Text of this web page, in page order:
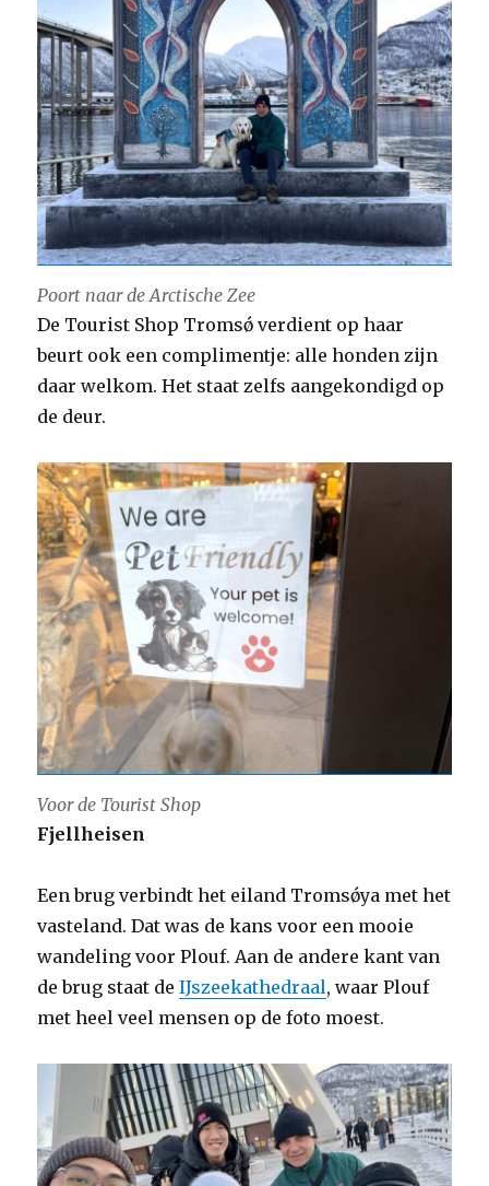
Poort naar de Arctische Zee
De Tourist Shop Tromsǿ verdient op haar
beurt ook een complimentje: alle honden zijn
daar welkom. Het staat zelfs aangekondigd op
de deur.
Voor de Tourist Shop
Fjellheisen
Een brug verbindt het eiland Tromsǿya met het
vasteland. Dat was de kans voor een mooie
wandeling voor Plouf. Aan de andere kant van
de brug staat deIJszeekathedraal, waar Plouf
met heel veel mensen op de foto moest.